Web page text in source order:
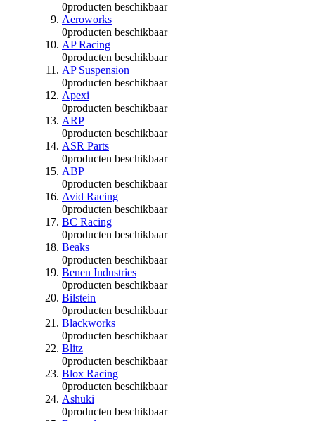
0producten beschikbaar
Aeroworks
0producten beschikbaar
AP Racing
0producten beschikbaar
AP Suspension
0producten beschikbaar
Apexi
0producten beschikbaar
ARP
0producten beschikbaar
ASR Parts
0producten beschikbaar
ABP
0producten beschikbaar
Avid Racing
0producten beschikbaar
BC Racing
0producten beschikbaar
Beaks
0producten beschikbaar
Benen Industries
0producten beschikbaar
Bilstein
0producten beschikbaar
Blackworks
0producten beschikbaar
Blitz
0producten beschikbaar
Blox Racing
0producten beschikbaar
Ashuki
0producten beschikbaar